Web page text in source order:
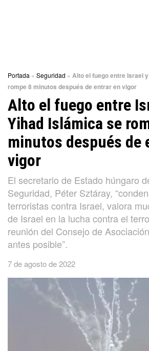
Portada » Seguridad » Alto el fuego entre Israel
rompe 8 minutos después de entrar en vigor
Alto el fuego entre
Yihad Islámica se
minutos después de
vigor
El secretario de Estado húngaro
Seguridad, Péter Sztáray,
terroristas contra Israel, valora
de Israel en la lucha contra el
reunión del Consejo de
antes posible”.
7 de agosto de 2022